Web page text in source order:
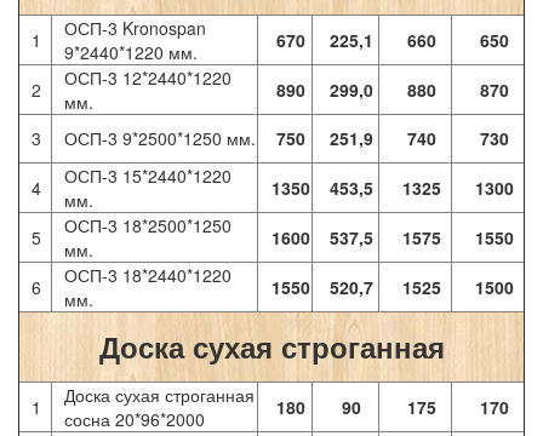
1
ОСП-3 Kronospan
9*2440*1220 мм.
670 225,1 660 650
2
ОСП-3 12*2440*1220
мм.
890 299,0 880
870
3
ОСП-3 9*2500*1250 мм. 750 251,9 740 730
4
ОСП-3 15*2440*1220
мм.
1350 453,5 1325 1300
5
ОСП-3 18*2500*1250
мм.
1600 537,5 1575 1550
6
ОСП-3 18*2440*1220
мм.
1550 520,7 1525 1500
Доска сухая строганная
1
Доска сухая строганная
сосна 20*96*2000
180 90 175
170